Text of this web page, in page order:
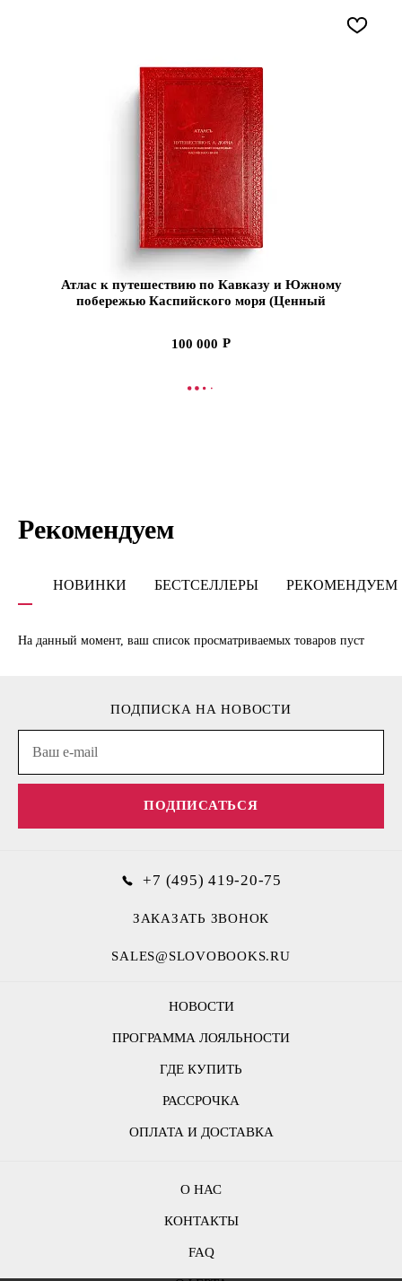
Атлас к путешествию по Кавказу и Южному
побережью Каспийского моря (Ценный
100 000
СООБЩИТЬ О ПОСТУПЛЕНИИ
Рекомендуем
НОВИНКИ БЕСТСЕЛЛЕРЫ РЕКОМЕНДУЕМ
На данный момент, ваш список просматриваемых товаров пуст
НОВОСТИ
ПРОГРАММА ЛОЯЛЬНОСТИ
ГДЕ КУПИТЬ
РАССРОЧКА
ОПЛАТА И ДОСТАВКА
ПОДПИСКА НА НОВОСТИ
ПОДПИСАТЬСЯ
О НАС
КОНТАКТЫ
FAQ
+7 (495) 419-20-75
ЗАКАЗАТЬ ЗВОНОК
SALES@SLOVOBOOKS.RU